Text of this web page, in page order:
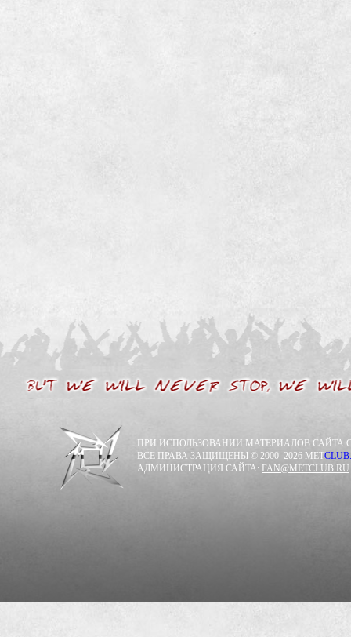
ПРИ ИСПОЛЬЗОВАНИИ МАТЕРИАЛОВ САЙТА
ВСЕ ПРАВА ЗАЩИЩЕНЫ © 2000–2026 METCLUB.
АДМИНИСТРАЦИЯ САЙТА: FAN@METCLUB.RU